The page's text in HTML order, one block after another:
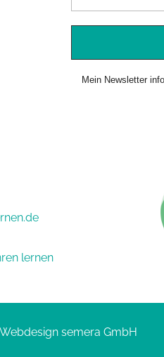
Mein Newsletter
lernen
semera GmbH